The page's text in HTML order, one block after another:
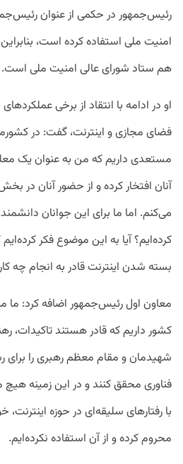
رئیس‌جمهور در حکمی از عنوان
امنیت ملی استفاده کرده است،
هم ستاد شورای عالی امنیت ملی است.
او در ادامه با انتقاد از برخی
فضای مجازی و اینترنت، گفت: در
مستعدی داریم که من به عنوان یک
آنان افتخار کرده و از حضور آنان در
می‌کنم. اما ما برای این جوانان
کرده‌ایم؟ آیا به این موضوع فکر
بسته شدن اینترنت قادر به انجام چه
معاون اول رئیس‌جمهور اضافه کرد: ما
کشور داریم که قادر هستند تاکیدات،
شهیدمان و مقام معظم رهبری را برای
فناوری محقق کنند و در این زمینه هیچ
با رفتارهای سلیقه‌ای در حوزه
محروم کرده و از آن استفاده نکرده‌ایم.